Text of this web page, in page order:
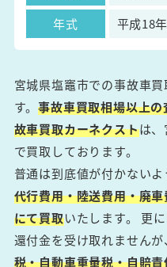
年式
平成18
宮城県塩竈市での事故車
す。事故車買取相場以上
故車買取カーネクストは
で買取しております。
普通は到底値が付かない
代行費用・陸送費用・廃
にて買取いたします。 更
還付金を受け取れませんが
税・自動車重量税・自賠